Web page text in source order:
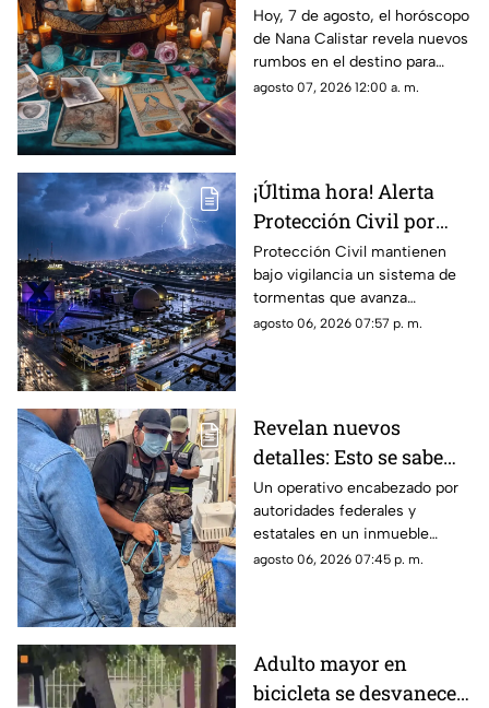
Calistar: Este será tu
mejor beneficio
Hoy, 7 de agosto, el horóscopo
de Nana Calistar revela nuevos
rumbos en el destino para
estos signos
agosto 07, 2026 12:00 a. m.
¡Última hora! Alerta
Protección Civil por
tormenta que se acerca
a Ciudad Juárez y El
Paso: piden extremar
precauciones
Protección Civil mantienen
bajo vigilancia un sistema de
tormentas que avanza
lentamente hacia el suroeste y
agosto 06, 2026 07:57 p. m.
Revelan nuevos
detalles: Esto se sabe
sobre el hallazgo de un
lagarto y un tigre de
bengala en un
autolavado de Juárez
Un operativo encabezado por
autoridades federales y
estatales en un inmueble
habilitado como autolavado en
agosto 06, 2026 07:45 p. m.
Adulto mayor en
bicicleta se desvanece y